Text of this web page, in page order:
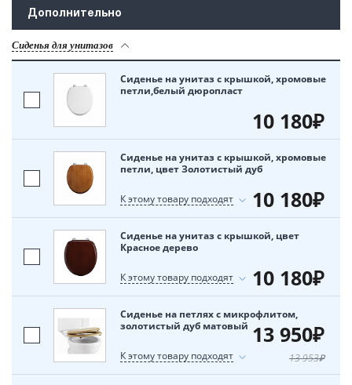
Дополнительно
Сиденья для унитазов
Сиденье на унитаз с крышкой, хромовые
петли,белый дюропласт
10 180₽
Сиденье на унитаз с крышкой, хромовые
петли, цвет Золотистый дуб
К этому товару подходят 10 180₽
Сиденье на унитаз с крышкой, цвет
Красное дерево
К этому товару подходят 10 180₽
Сиденье на петлях с микрофлитом,
золотистый дуб матовый
К этому товару подходят
13 950₽
13 953₽